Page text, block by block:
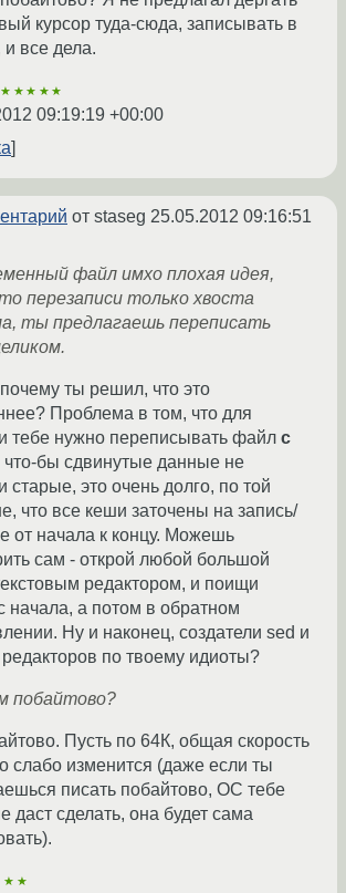
курсор туда-сюда, записывать в
все дела.
★★★★★
09:19:19 +00:00
от staseg 25.05.2012 09:16:51
файл имхо плохая идея,
перезаписи только хвоста
ты предлагаешь переписать
ты решил, что это
Проблема в том, что для
тебе нужно переписывать файл с
что-бы сдвинутые данные не
старые, это очень долго, по той
что все кеши заточены на запись/
от начала к концу. Можешь
сам - открой любой большой
редактором, и поищи
начала, а потом в обратном
Ну и наконец, создатели sed и
редакторов по твоему идиоты?
побайтово?
Пусть по 64К, общая скорость
слабо изменится (даже если ты
писать побайтово, ОС тебе
даст сделать, она будет сама
★★